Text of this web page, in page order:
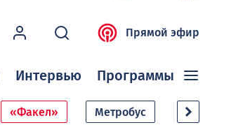
Прямой эфир
Интервью Программы
«Факел» Метробус Дачный